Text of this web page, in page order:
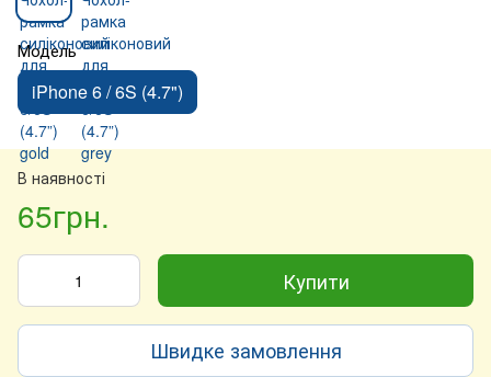
Модель
iPhone 6 / 6S (4.7")
В наявності
65грн.
Купити
Швидке замовлення